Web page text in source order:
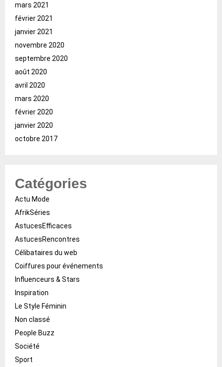
mars 2021
février 2021
janvier 2021
novembre 2020
septembre 2020
août 2020
avril 2020
mars 2020
février 2020
janvier 2020
octobre 2017
Catégories
Actu Mode
AfrikSéries
AstucesEfficaces
AstucesRencontres
Célibataires du web
Coiffures pour événements
Influenceurs & Stars
Inspiration
Le Style Féminin
Non classé
People Buzz
Société
Sport